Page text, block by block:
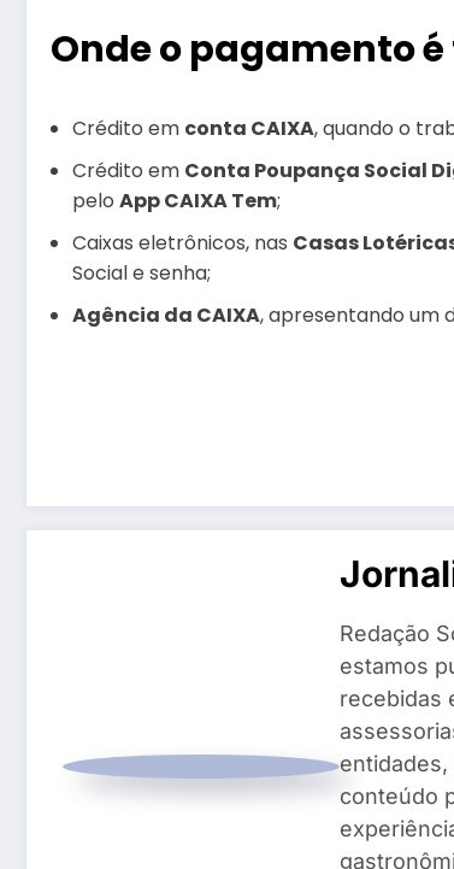
Onde o pagamento é
Crédito em conta CAIXA, quando o
Crédito em Conta Poupança Social
pelo App CAIXA Tem;
Caixas eletrônicos, nas Casas
Social e senha;
Agência da CAIXA, apresentando um
Redação
estamos
recebidas
conteúdo